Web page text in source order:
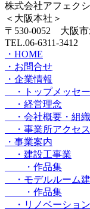
株式会社アフェク
＜大阪本社＞
〒530-0052 大阪
TEL.06-6311-3412
・HOME
・お問合せ
・企業情報
・トップメッセ
・経営理念
・会社概要・組
・事業所アクセス
・事業案内
・建設工事業
・作品集
・モデルルーム
・作品集
・リノベーショ